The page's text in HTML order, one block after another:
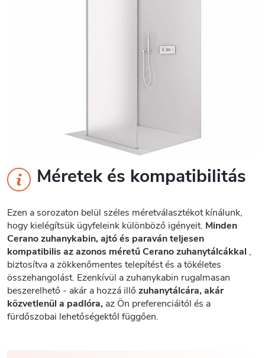
Méretek és kompatibilitás
Ezen a sorozaton belül széles méretválasztékot kínálunk,
hogy kielégítsük ügyfeleink különböző igényeit. Minden
Cerano zuhanykabin, ajtó és paraván teljesen
kompatibilis az azonos méretű Cerano zuhanytálcákkal ,
biztosítva a zökkenőmentes telepítést és a tökéletes
összehangolást. Ezenkívül a zuhanykabin rugalmasan
beszerelhető - akár a hozzá illő zuhanytálcára, akár
közvetlenül a padlóra, az Ön preferenciáitól és a
fürdőszobai lehetőségektől függően.